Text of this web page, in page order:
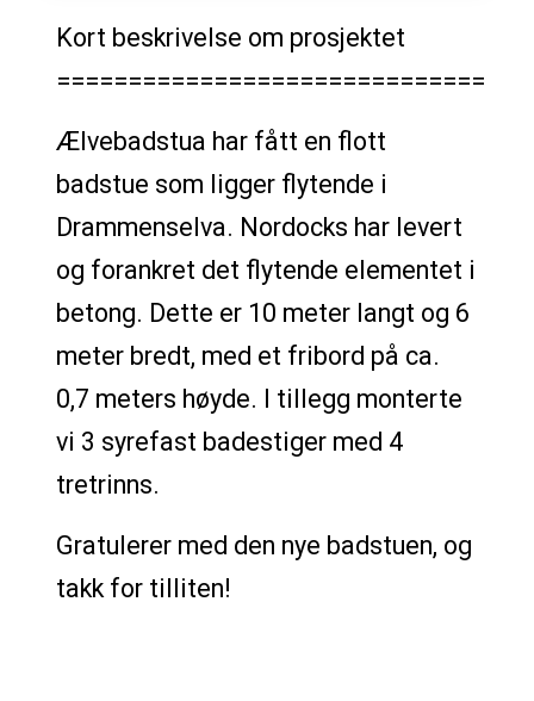
Kort beskrivelse om prosjektet
==============================
Ælvebadstua har fått en flott
badstue som ligger flytende i
Drammenselva. Nordocks har levert
og forankret det flytende elementet i
betong. Dette er 10 meter langt og 6
meter bredt, med et fribord på ca.
0,7 meters høyde. I tillegg monterte
vi 3 syrefast badestiger med 4
tretrinns.
Gratulerer med den nye badstuen, og
takk for tilliten!